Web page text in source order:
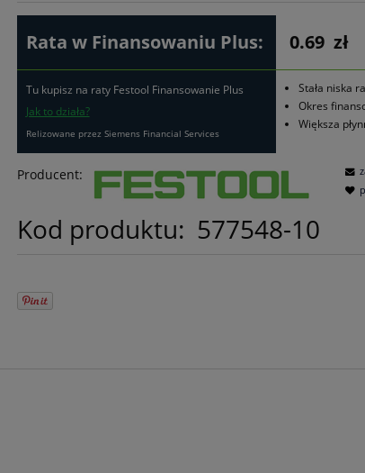
Rata w Finansowaniu Plus: 0.69 zł
Tu kupisz na raty Festool Finansowanie Plus
Jak to działa?
Relizowane przez Siemens Financial Services
Stała niska
Okres
Większa
Producent:
Kod produktu: 577548-10